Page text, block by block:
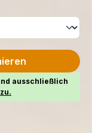
ausschließlich